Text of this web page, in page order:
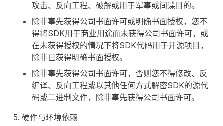
攻击、反向工程、破解或用于军事或间谍目的。
除非事先获得公司书面许可或明确书面授权，您不
得将SDK用于商业用途而未获得公司书面许可，或
在未获得授权的情况下将SDK代码用于开源项目，
除非已获得明确书面授权。
除非事先获得公司书面许可，否则您不得修改、反
编译、反向工程或以其他任何方式解密SDK的源代
码或二进制文件，除非事先获得公司书面许可。
硬件与环境依赖